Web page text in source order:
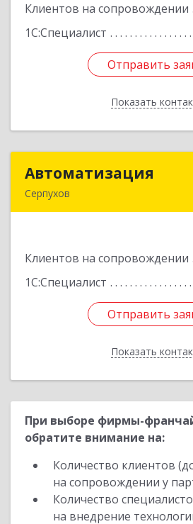
Клиентов на сопровождении
1С:Специалист
Отправить
Показать
Отправить
Назад
Автоматизация
Серпухов
Клиентов на сопровождении
1С:Специалист
Отправить
Показать
Отправить
Назад
При выборе фирмы-
обратите внимание на:
Количество клиентов
на сопровождении у
Количество
на внедрение